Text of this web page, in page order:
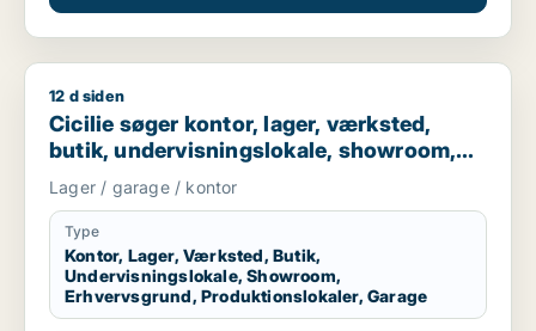
Cicilie søger kontor, lager, værksted, butik,
12 d siden
Cicilie søger kontor, lager, værksted,
butik, undervisningslokale, showroom,
erhvervsgrund, produktionslokaler eller
garage til leje i Region Sjælland eller
Nordsjælland
Lager / garage / kontor
Type
Kontor, Lager, Værksted, Butik,
Undervisningslokale, Showroom,
Erhvervsgrund, Produktionslokaler, Garage